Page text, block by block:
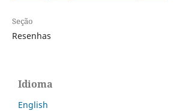
Seção
Resenhas
Idioma
English